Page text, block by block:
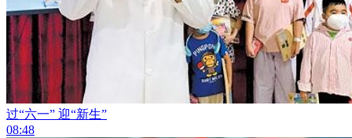
过“六一” 迎“新生”
08:48